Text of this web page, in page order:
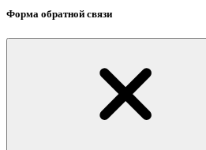
Форма обратной связи